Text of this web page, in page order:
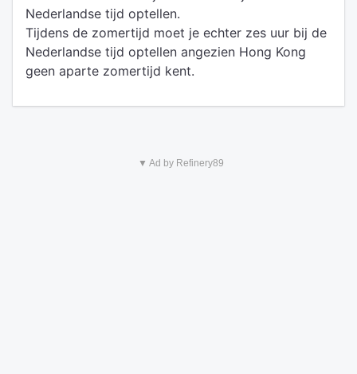
Nederlandse tijd optellen.
Tijdens de zomertijd moet je echter zes uur bij de
Nederlandse tijd optellen angezien Hong Kong
geen aparte zomertijd kent.
▼ Ad by Refinery89